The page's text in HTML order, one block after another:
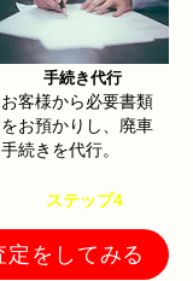
手続き代行​
お客様から必要書類
をお預かりし、廃車
手続きを代行。
​ステップ4
定をしてみる